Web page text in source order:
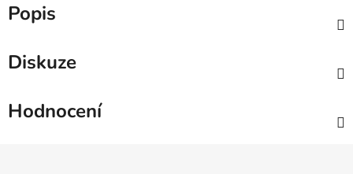
Popis
Diskuze
Hodnocení